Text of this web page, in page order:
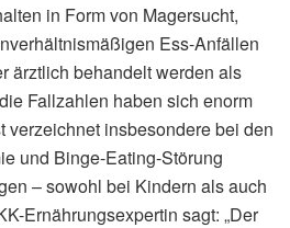
in Form von Magersucht,
Ess-Anfällen
ärztlich behandelt werden als
Fallzahlen haben sich enorm
verzeichnet insbesondere bei den
und Binge-Eating-Störung
– sowohl bei Kindern als auch
Ernährungsexpertin sagt: „Der